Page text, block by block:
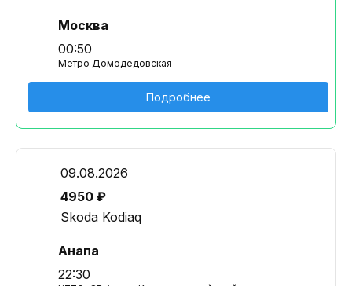
Москва
00:50
Метро Домодедовская
Подробнее
09.08.2026
4950 ₽
Skoda Kodiaq
Анапа
22:30